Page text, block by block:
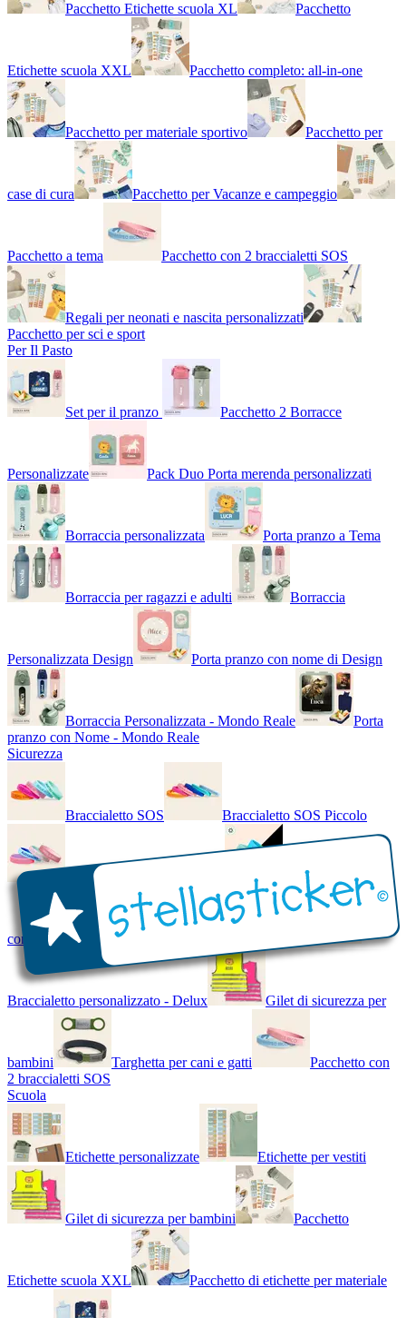
Pacchetto Etichette scuola XL Pacchetto
Etichette scuola XXL Pacchetto completo: all-in-one
Pacchetto per materiale sportivo Pacchetto per
case di cura Pacchetto per Vacanze e campeggio
Pacchetto a tema Pacchetto con 2 braccialetti SOS
Regali per neonati e nascita personalizzati
Pacchetto per sci e sport
Per Il Pasto
Set per il pranzo Pacchetto 2 Borracce
Personalizzate Pack Duo Porta merenda personalizzati
Borraccia personalizzata Porta pranzo a Tema
Borraccia per ragazzi e adulti Borraccia
Personalizzata Design Porta pranzo con nome di Design
Borraccia Personalizzata - Mondo Reale
Porta
pranzo con Nome - Mondo Reale
Sicurezza
Braccialetto SOS Braccialetto SOS Piccolo
Braccialetto SOS - Bicolore Braccialetto SOS
con Nome - Luminoso
Braccialetto personalizzato - Delux Gilet di sicurezza per
bambini Targhetta per cani e gatti
Pacchetto con
2 braccialetti SOS
Scuola
Etichette personalizzate Etichette per vestiti
Gilet di sicurezza per bambini Pacchetto
Etichette scuola XXL Pacchetto di etichette per materiale